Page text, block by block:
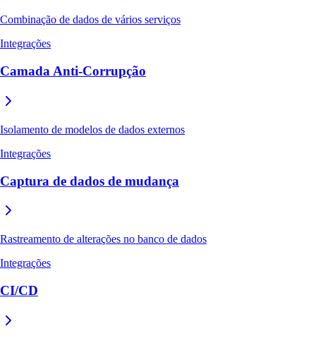
Combinação de dados de vários serviços
Integrações
Camada Anti-Corrupção
Isolamento de modelos de dados externos
Integrações
Captura de dados de mudança
Rastreamento de alterações no banco de dados
Integrações
CI/CD